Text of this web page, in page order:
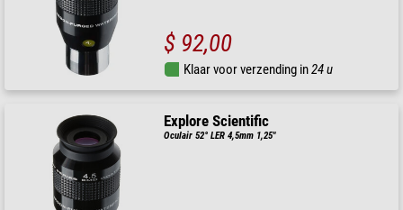
$ 92,00
Klaar voor verzending in24 u
Explore Scientific
Oculair 52° LER 4,5mm 1,25"